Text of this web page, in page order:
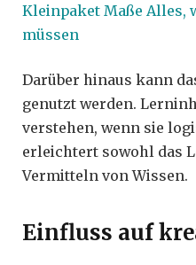
Kleinpaket Maße Alles,
müssen
Darüber hinaus kann
genutzt werden.
verstehen, wenn sie
erleichtert sowohl das
Vermitteln von Wissen.
Einfluss auf